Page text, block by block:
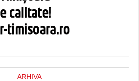
ARHIVA